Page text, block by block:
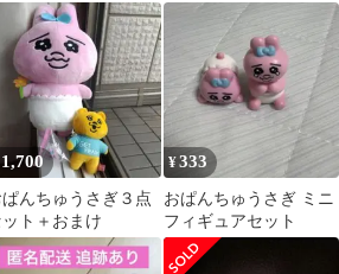
ュア マスコット
1,700
ぱんちゅうさぎ３点
ット＋おまけ
¥333
おぱんちゅうさぎ ミニ
フィギュアセット